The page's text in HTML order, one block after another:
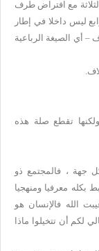
مع افتراض طرف
ليس داخلا في إطار
– أي الصيغة الرباعية
تقطع صلة هذه
جهة ، فالمجتمع ذو
بكله معرفيا ومنهجيا
الله فالإنسان هو
لكم أن تتخيلوا ماذا